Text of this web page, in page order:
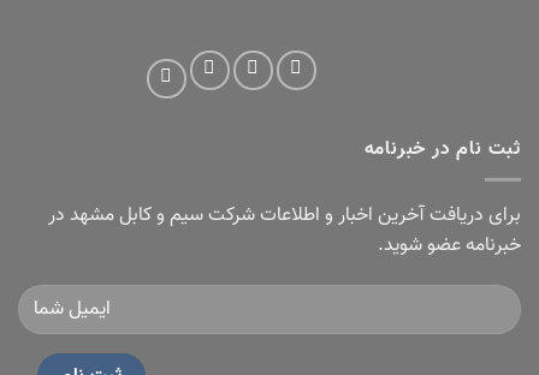
ثبت نام در خبرنامه
برای دریافت آخرین اخبار و اطلاعات شرکت سیم و کابل مشهد در
خبرنامه عضو شوید.